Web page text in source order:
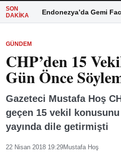
SON
DAKIKA
Endonezya’da Gemi
GÜNDEM
CHP’den 15
Gün Önce
Gazeteci Mustafa Hoş
geçen 15 vekil konusunu
yayında dile getirmişti
22 Nisan 2018 19:29Mustafa Hoş